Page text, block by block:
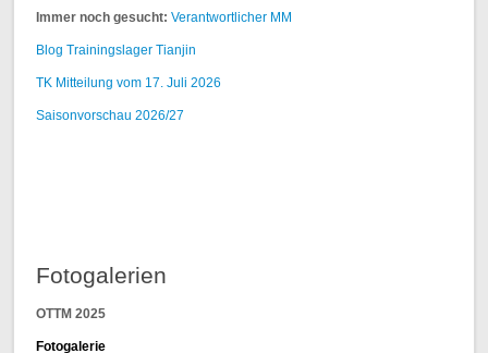
Immer noch gesucht: Verantwortlicher MM
Blog Trainingslager Tianjin
TK Mitteilung vom 17. Juli 2026
Saisonvorschau 2026/27
Fotogalerien
OTTM 2025
Fotogalerie